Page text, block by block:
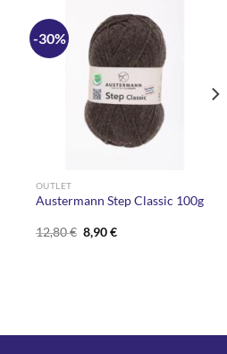
-30%
OUTLET
Austermann Step Classic 100g
12,80€ Alkuperäinen
hinta
8,90€Nykyinen